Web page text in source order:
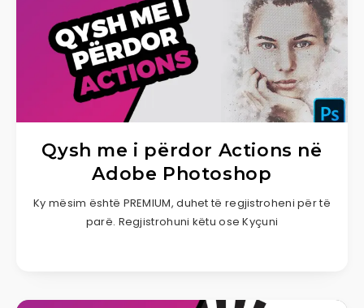
Qysh me i përdor Actions në
Adobe Photoshop
Ky mësim është PREMIUM, duhet të regjistroheni për të
parë. Regjistrohuni këtu ose Kyçuni